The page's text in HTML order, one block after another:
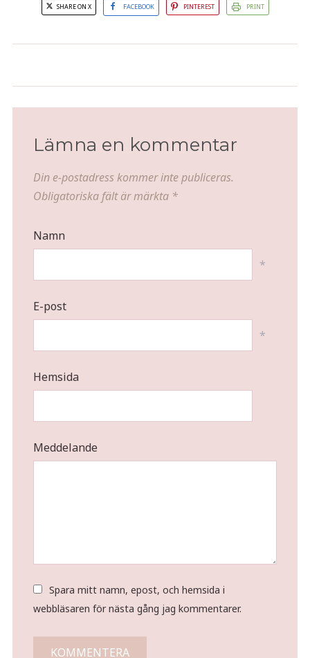
SHARE ON X FACEBOOK PINTEREST PRINT
Lämna en kommentar
Din e-postadress kommer inte publiceras.
Obligatoriska fält är märkta *
Namn
*
E-post
*
Hemsida
Meddelande
Spara mitt namn, epost, och hemsida i
webbläsaren för nästa gång jag kommentarer.